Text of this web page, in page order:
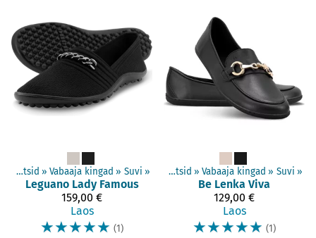
Täiskasvanud jalatsid ‪» Vabaaja kingad ‪» Suvi ‪»
Leguano Lady Famous
159,00 €
Laos
☆☆☆☆☆ (1)
‪»Paljajalujalatsid ‪» Täiskasvanud jalatsid ‪» Vabaaja kingad ‪» Suvi ‪»
Be Lenka Viva
129,00 €
Laos
☆☆☆☆☆ (1)